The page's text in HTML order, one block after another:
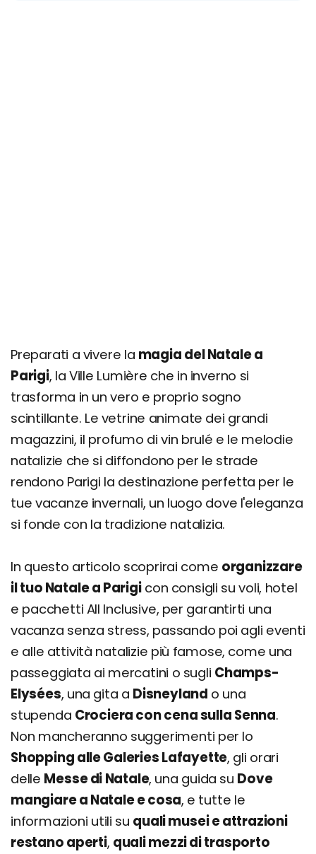
Preparati a vivere la magia del Natale a
Parigi, la Ville Lumière che in inverno si
trasforma in un vero e proprio sogno
scintillante. Le vetrine animate dei grandi
magazzini, il profumo di vin brulé e le melodie
natalizie che si diffondono per le strade
rendono Parigi la destinazione perfetta per le
tue vacanze invernali, un luogo dove l'eleganza
si fonde con la tradizione natalizia.
In questo articolo scoprirai come organizzare
il tuo Natale a Parigicon consigli su voli, hotel
e pacchetti All Inclusive, per garantirti una
vacanza senza stress, passando poi agli eventi
e alle attività natalizie più famose, come una
passeggiata ai mercatini o sugli Champs-
Elysées, una gita a Disneyland o una
stupenda Crociera con cena sulla Senna.
Non mancheranno suggerimenti per lo
Shopping alle Galeries Lafayette, gli orari
delle Messe di Natale, una guida su Dove
mangiare a Natale e cosa, e tutte le
informazioni utili su quali musei e attrazioni
restano aperti, quali mezzi di trasporto